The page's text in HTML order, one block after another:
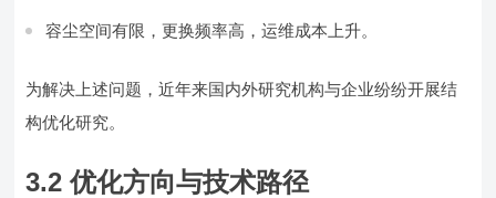
容尘空间有限，更换频率高，运维成本上升。
为解决上述问题，近年来国内外研究机构与企业纷纷开展结
构优化研究。
3.2 优化方向与技术路径